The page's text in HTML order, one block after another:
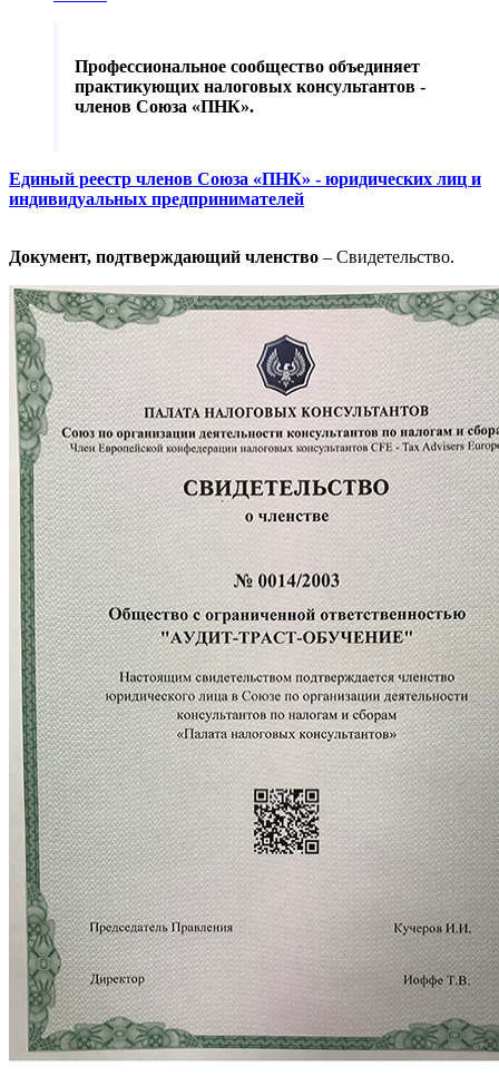
Профессиональное сообщество объединяет
практикующих налоговых консультантов -
членов Союза «ПНК».
Единый реестр членов Союза «ПНК» - юридических лиц и
индивидуальных предпринимателей
Документ, подтверждающий членство – Свидетельство.